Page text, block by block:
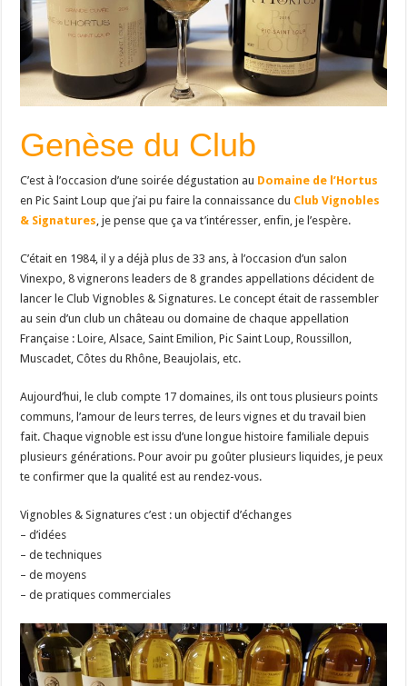
Genèse du Club
C’est à l’occasion d’une soirée dégustation au Domaine de l’Hortus
en Pic Saint Loup que j’ai pu faire la connaissance du Club Vignobles
& Signatures , je pense que ça va t’intéresser, enfin, je l’espère.
C’était en 1984, il y a déjà plus de 33 ans, à l’occasion d’un salon
Vinexpo, 8 vignerons leaders de 8 grandes appellations décident de
lancer le Club Vignobles & Signatures. Le concept était de rassembler
au sein d’un club un château ou domaine de chaque appellation
Française : Loire, Alsace, Saint Emilion, Pic Saint Loup, Roussillon,
Muscadet, Côtes du Rhône, Beaujolais, etc.
Aujourd’hui, le club compte 17 domaines, ils ont tous plusieurs points
communs, l’amour de leurs terres, de leurs vignes et du travail bien
fait. Chaque vignoble est issu d’une longue histoire familiale depuis
plusieurs générations. Pour avoir pu goûter plusieurs liquides, je peux
te confirmer que la qualité est au rendez-vous.
Vignobles & Signatures c’est : un objectif d’échanges
– d’idées
– de techniques
– de moyens
– de pratiques commerciales